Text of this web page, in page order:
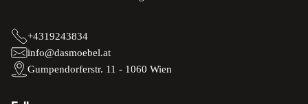
+4319243834
info@dasmoebel.at
Gumpendorferstr. 11 - 1060 Wien